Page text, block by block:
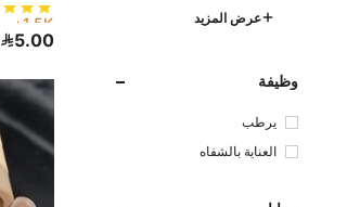
عرض المزيد
وظيفة
يرطب
العناية بالشفاه
1.5K+ مستخدم قام بإعادة الشراء
1.5K+ مستخدم قام بإعادة الشراء
1.5K+ مستخدم قام بإعادة الشراء
5.00